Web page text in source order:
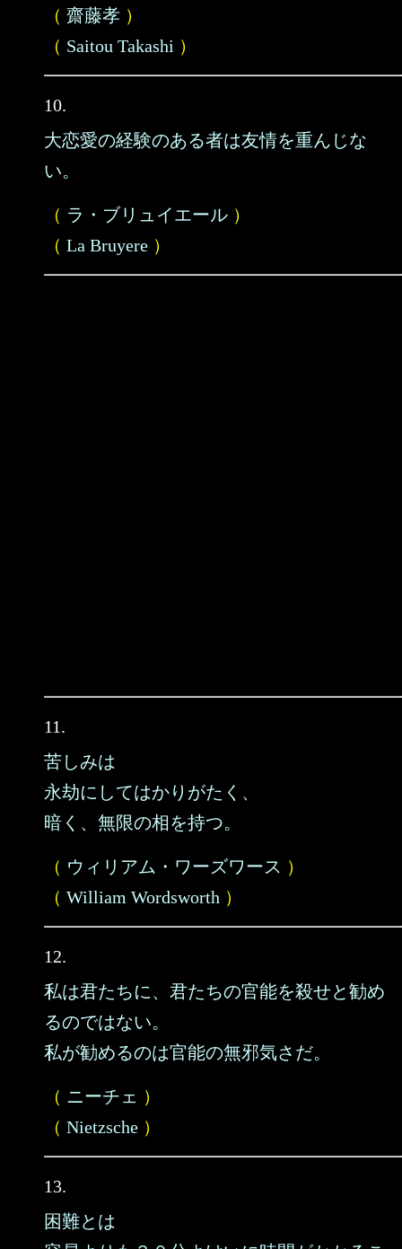
（ 齋藤孝 ）
（ Saitou Takashi ）
10.
大恋愛の経験のある者は友情を重んじな
い。
（ ラ・ブリュイエール ）
（ La Bruyere ）
11.
苦しみは
永劫にしてはかりがたく、
暗く、無限の相を持つ。
（ ウィリアム・ワーズワース ）
（ William Wordsworth ）
12.
私は君たちに、君たちの官能を殺せと勧め
るのではない。
私が勧めるのは官能の無邪気さだ。
（ ニーチェ ）
（ Nietzsche ）
13.
困難とは